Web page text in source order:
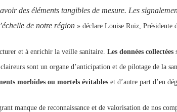
des éléments tangibles de mesure. Les
de notre région » déclare Louise Ruiz,
et à enrichir la veille sanitaire. Les données collectées
sont un organe d’anticipation et de pilotage de la
morbides ou mortels évitables et d’autre part d’en
manque de reconnaissance et de valorisation de nos